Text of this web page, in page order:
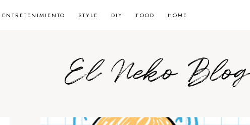
ENTRETENIMIENTO STYLE DIY FOOD HOME
El Neko Blog